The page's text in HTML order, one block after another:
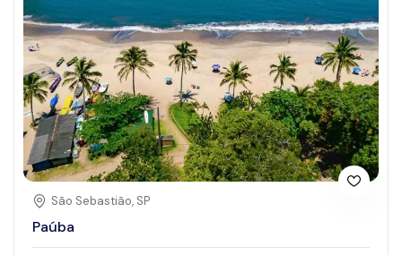
São Sebastião, SP
Paúba